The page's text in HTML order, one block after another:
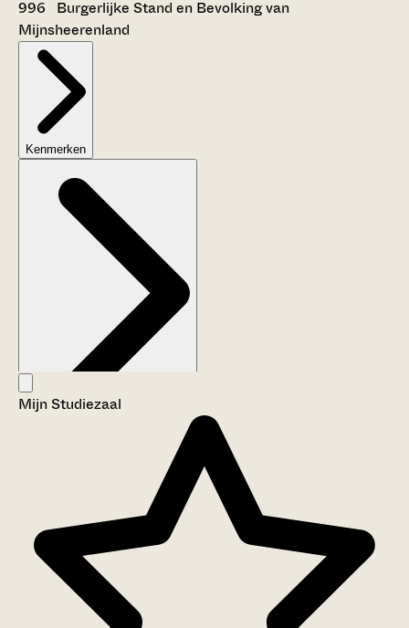
996 Burgerlijke Stand en Bevolking van
Mijnsheerenland
Kenmerken
Aanwijzingen voor de gebruiker
Inventaris
Mijn Studiezaal